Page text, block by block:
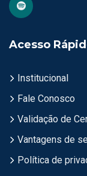
Acesso
Institucional
Fale Conosco
Validação de
Vantagens de
Política de